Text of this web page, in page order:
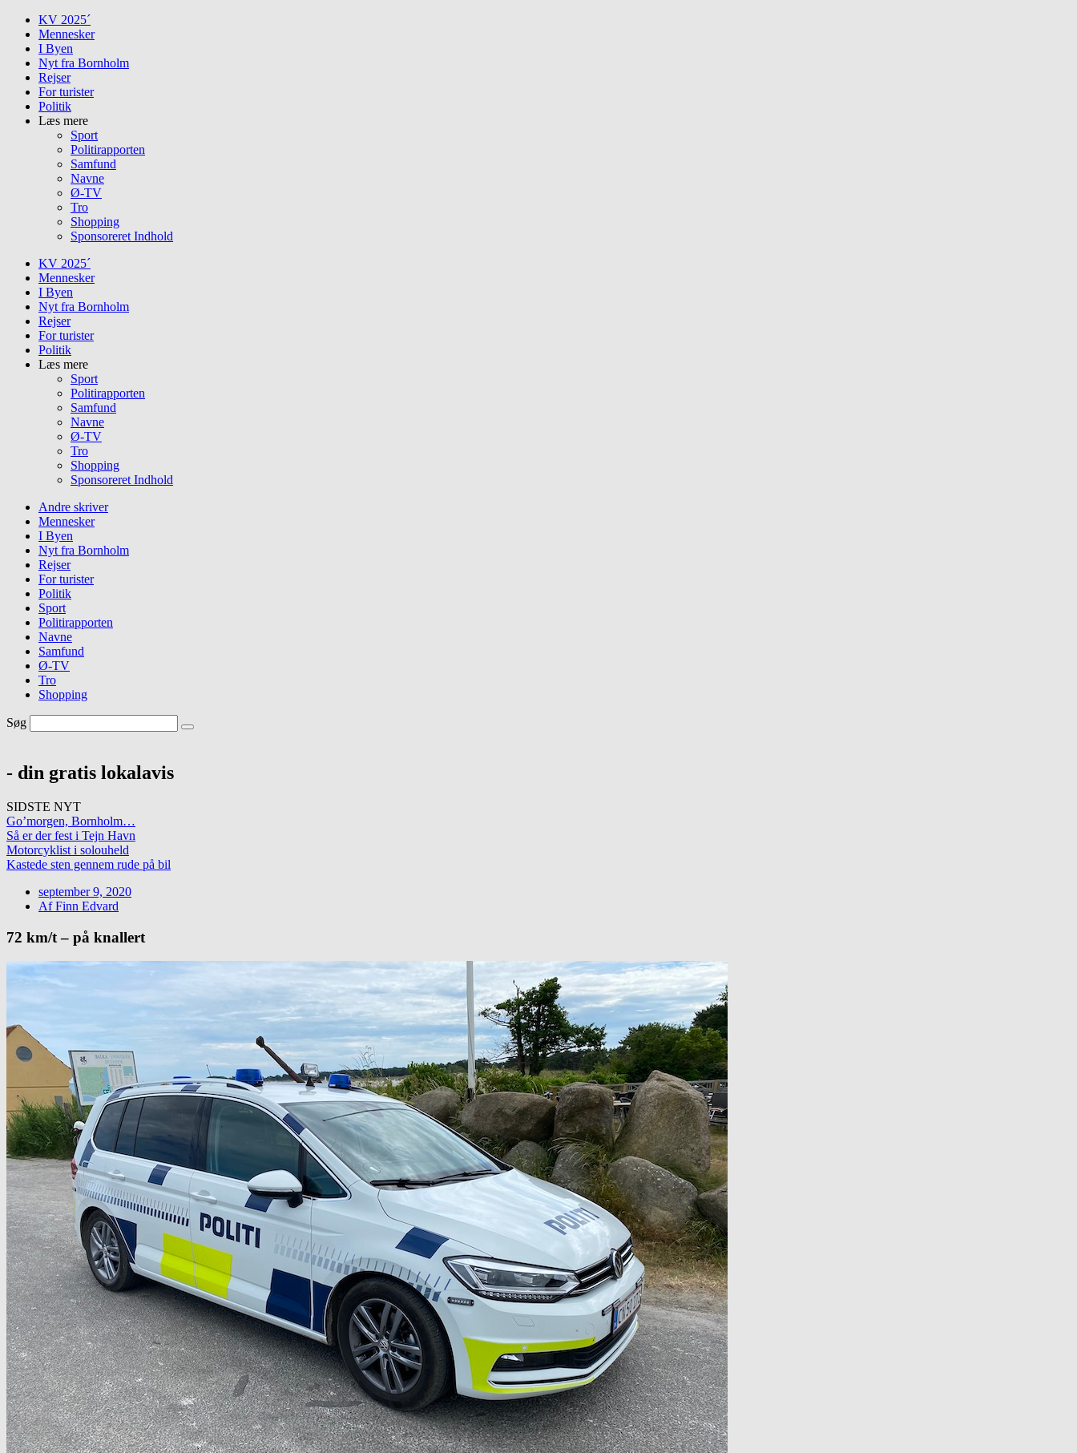
Skip
content
KV 2025´
Mennesker
I Byen
Nyt fra Bornholm
Rejser
For turister
Politik
Læs mere
Sport
Politirapporten
Samfund
Navne
Ø-TV
Tro
Shopping
Sponsoreret Indhold
KV 2025´
Mennesker
I Byen
Nyt fra Bornholm
Rejser
For turister
Politik
Læs mere
Sport
Politirapporten
Samfund
Navne
Ø-TV
Tro
Shopping
Sponsoreret Indhold
Andre skriver
Mennesker
I Byen
Nyt fra Bornholm
Rejser
For turister
Politik
Sport
Politirapporten
Navne
Samfund
Ø-TV
Tro
Shopping
Søg
- din gratis lokalavis
SIDSTE NYT
Go’morgen, Bornholm…
Så er der fest i Tejn Havn
Motorcyklist i solouheld
Kastede sten gennem rude på bil
september 9, 2020
AfFinn Edvard
72 km/t – på knallert